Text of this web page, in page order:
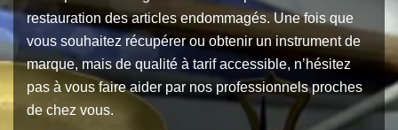
restauration des articles endommagés. Une fois que
vous souhaitez récupérer ou obtenir un instrument de
marque, mais de qualité à tarif accessible, n’hésitez
pas à vous faire aider par nos professionnels proches
de chez vous.